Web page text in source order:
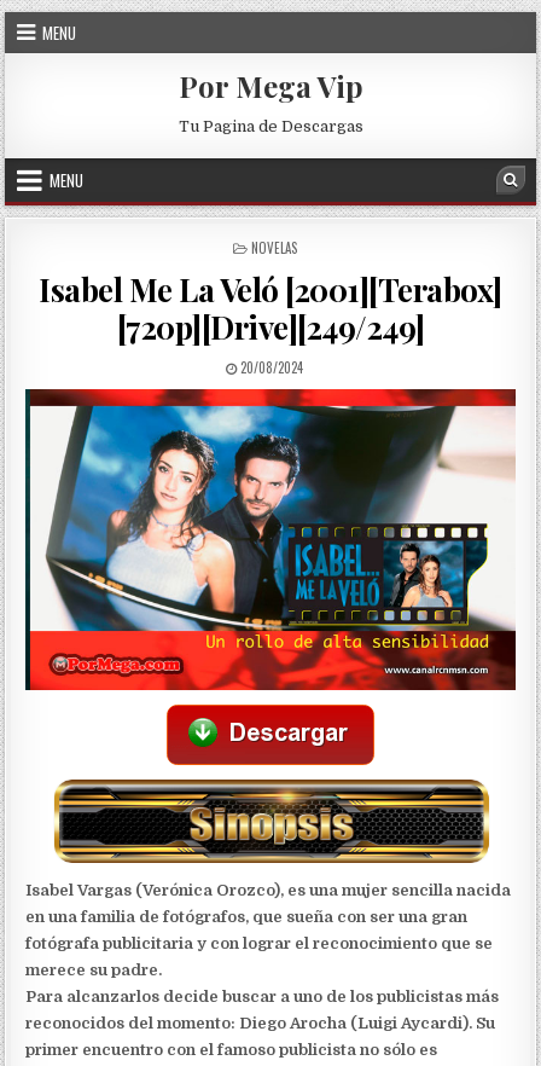
Skip to content
MENU
Por Mega Vip
Tu Pagina de Descargas
MENU
POSTED IN
NOVELAS
Isabel Me La Veló [2001][Terabox]
[720p][Drive][249/249]
PUBLISHED DATE:
20/08/2024
Isabel Vargas (Verónica Orozco), es una mujer sencilla nacida
en una familia de fotógrafos, que sueña con ser una gran
fotógrafa publicitaria y con lograr el reconocimiento que se
merece su padre.
Para alcanzarlos decide buscar a uno de los publicistas más
reconocidos del momento: Diego Arocha (Luigi Aycardi). Su
primer encuentro con el famoso publicista no sólo es